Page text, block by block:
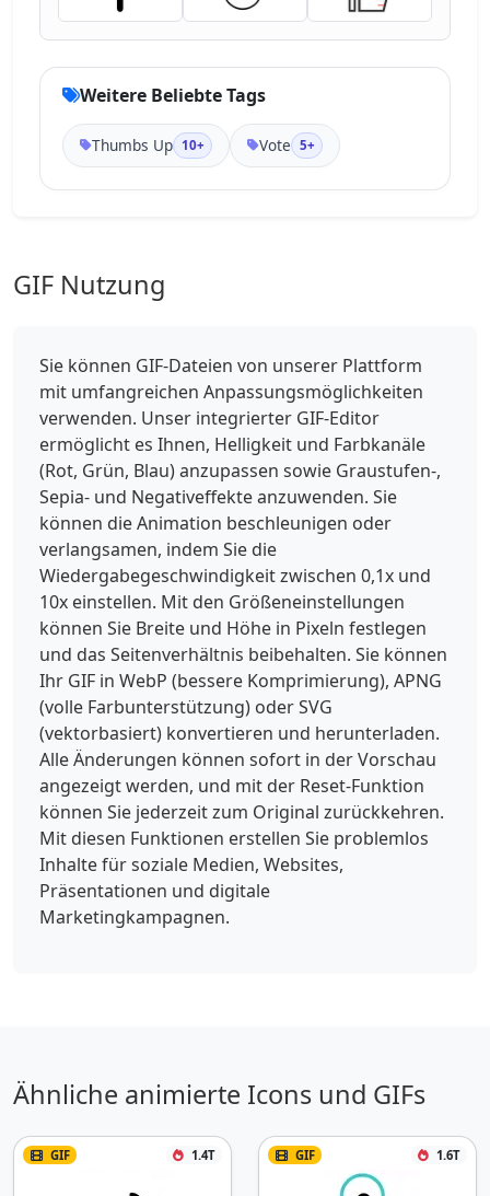
Weitere Beliebte Tags
Thumbs Up 10+ Vote 5+
GIF Nutzung
Sie können GIF-Dateien von unserer Plattform
mit umfangreichen Anpassungsmöglichkeiten
verwenden. Unser integrierter GIF-Editor
ermöglicht es Ihnen, Helligkeit und Farbkanäle
(Rot, Grün, Blau) anzupassen sowie Graustufen-,
Sepia- und Negativeffekte anzuwenden. Sie
können die Animation beschleunigen oder
verlangsamen, indem Sie die
Wiedergabegeschwindigkeit zwischen 0,1x und
10x einstellen. Mit den Größeneinstellungen
können Sie Breite und Höhe in Pixeln festlegen
und das Seitenverhältnis beibehalten. Sie können
Ihr GIF in WebP (bessere Komprimierung), APNG
(volle Farbunterstützung) oder SVG
(vektorbasiert) konvertieren und herunterladen.
Alle Änderungen können sofort in der Vorschau
angezeigt werden, und mit der Reset-Funktion
können Sie jederzeit zum Original zurückkehren.
Mit diesen Funktionen erstellen Sie problemlos
Inhalte für soziale Medien, Websites,
Präsentationen und digitale
Marketingkampagnen.
Ähnliche animierte Icons und GIFs
GIF 1.4T GIF 1.6T